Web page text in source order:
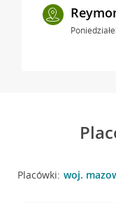
Placówki: woj.